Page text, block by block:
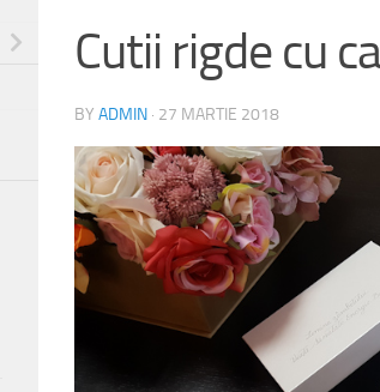
Cutii rigde cu
BY ADMIN · 27 MARTIE 2018